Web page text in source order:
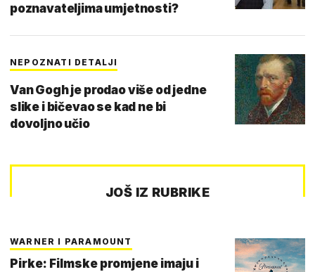
poznavateljima umjetnosti?
NEPOZNATI DETALJI
Van Gogh je prodao više od jedne
slike i bičevao se kad ne bi
dovoljno učio
JOŠ IZ RUBRIKE
WARNER I PARAMOUNT
Pirke: Filmske promjene imaju i